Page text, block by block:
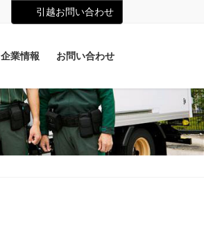
引越お問い合わせ
企業情報 お問い合わせ